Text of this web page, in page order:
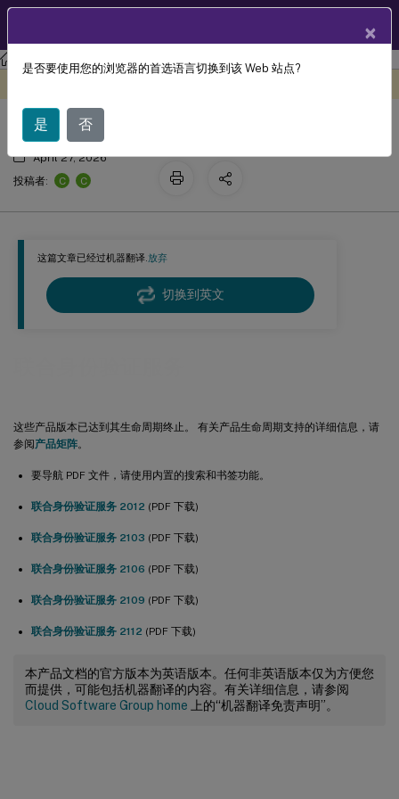
旧版文档
这篇文章已经过机器翻译.放弃
切换到英文
这些产品版本已达到其生命周期终止。 有关产品生命周期支持的详细信息，请
参阅产品矩阵。
要导航 PDF 文件，请使用内置的搜索和书签功能。
联合身份验证服务 2012 (PDF 下载)
联合身份验证服务 2103 (PDF 下载)
联合身份验证服务 2106 (PDF 下载)
联合身份验证服务 2109 (PDF 下载)
联合身份验证服务 2112 (PDF 下载)
本产品文档的官方版本为英语版本。任何非英语版本仅为方便您
而提供，可能包括机器翻译的内容。有关详细信息，请参阅
Cloud Software Group home 上的“机器翻译免责声明”。
联合身份验证服务
April 27, 2026
投稿者:
C C
×
是否要使用您的浏览器的首选语言切换到该 Web 站点?
是 否